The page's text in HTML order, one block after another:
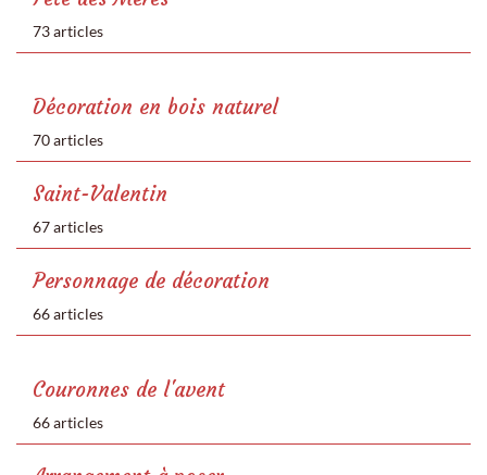
73 articles
Décoration en bois naturel
70 articles
Saint-Valentin
67 articles
Personnage de décoration
66 articles
Couronnes de l'avent
66 articles